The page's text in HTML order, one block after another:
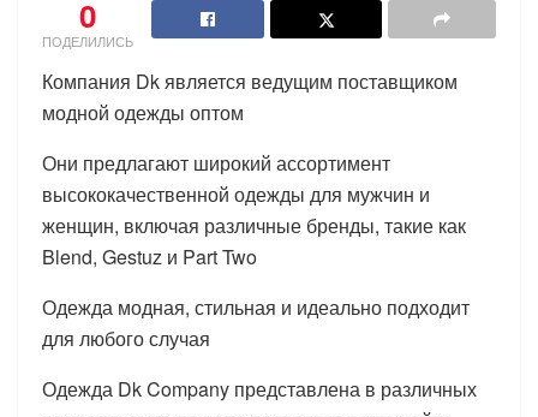
0
ПОДЕЛИЛИСЬ
Компания Dk является ведущим поставщиком
модной одежды оптом
Они предлагают широкий ассортимент
высококачественной одежды для мужчин и
женщин, включая различные бренды, такие как
Blend, Gestuz и Part Two
Одежда модная, стильная и идеально подходит
для любого случая
Одежда Dk Company представлена в различных